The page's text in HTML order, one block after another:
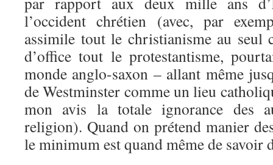
l’occident chrétien (avec, par
assimile tout le christianisme au seul
d’office tout le protestantisme,
monde anglo-saxon – allant même
de Westminster comme un lieu
mon avis la totale ignorance des
religion). Quand on prétend manier
le minimum est quand même de savoir